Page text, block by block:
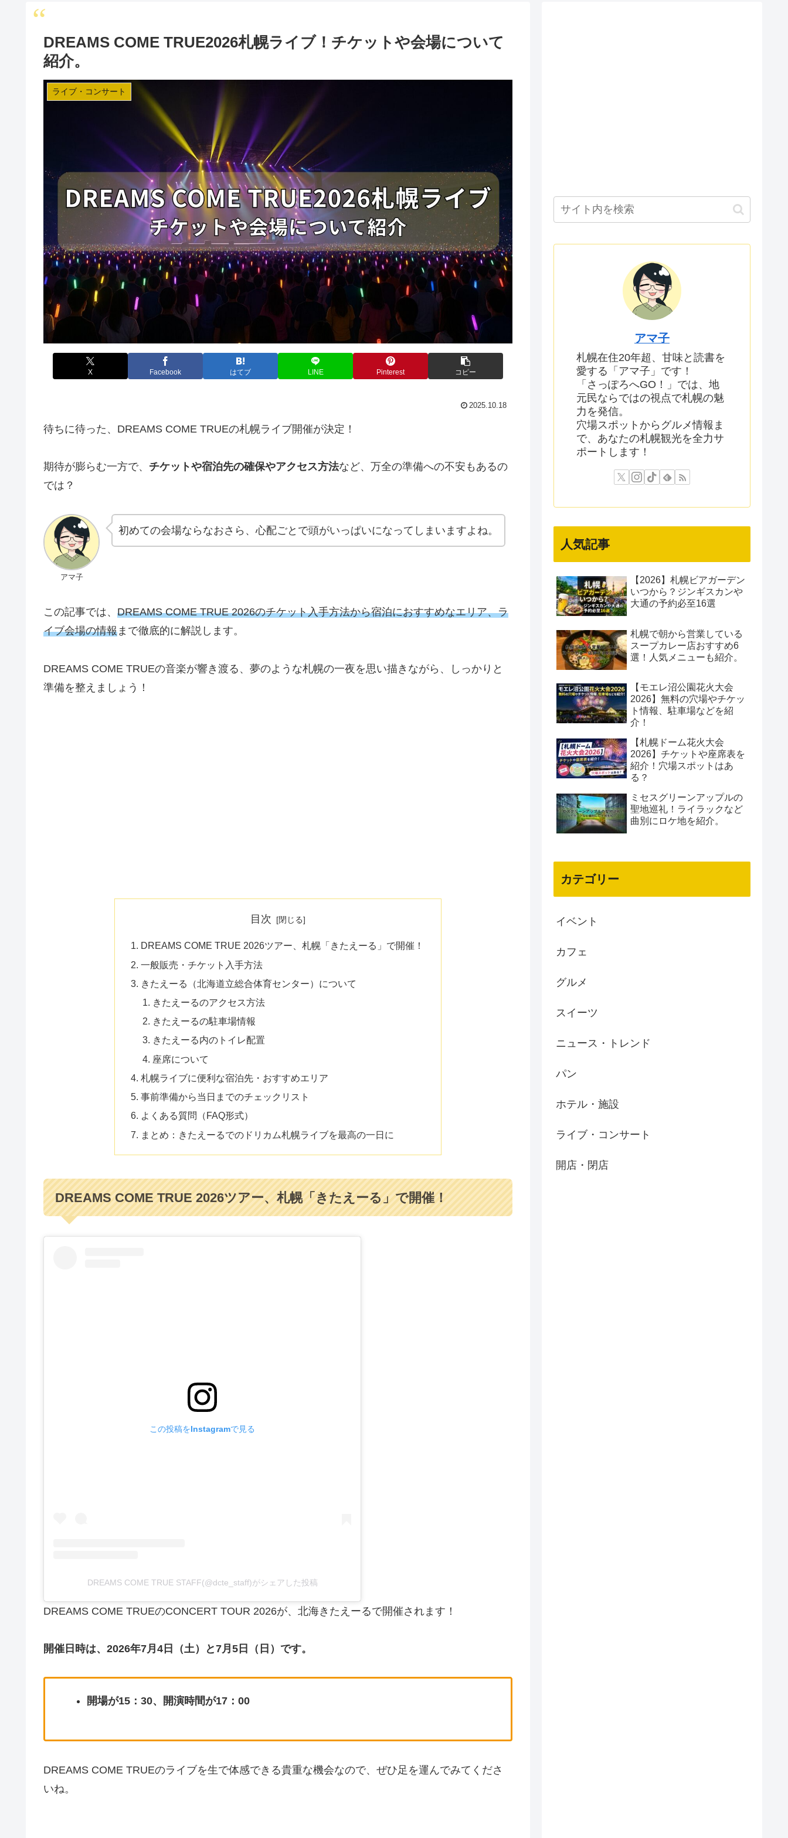
DREAMS COME TRUE2026札幌ライブ！チケットや会場について
紹介。
ライブ・コンサート
X Facebook はてブ LINE Pinterest コピー
2025.10.18
待ちに待った、DREAMS COME TRUEの札幌ライブ開催が決定！
期待が膨らむ一方で、 チケットや宿泊先の確保やアクセス方法など、万全の準備への不安もあるの
では？
アマ子
初めての会場ならなおさら、心配ごとで頭がいっぱいになってしまいますよね。
この記事では、 DREAMS COME TRUE 2026のチケット入手方法から宿泊におすすめなエリア、ラ
イブ会場の情報まで徹底的に解説します。
DREAMS COME TRUEの音楽が響き渡る、夢のような札幌の一夜を思い描きながら、しっかりと
準備を整えましょう！
目次
DREAMS COME TRUE 2026ツアー、札幌「きたえーる」で開催！
一般販売・チケット入手方法
きたえーる（北海道立総合体育センター）について
きたえーるのアクセス方法
きたえーるの駐車場情報
きたえーる内のトイレ配置
座席について
札幌ライブに便利な宿泊先・おすすめエリア
事前準備から当日までのチェックリスト
よくある質問（FAQ形式）
まとめ：きたえーるでのドリカム札幌ライブを最高の一日に
DREAMS COME TRUE 2026ツアー、札幌「きたえーる」で開催！
この投稿をInstagramで見る
DREAMS COME TRUE STAFF(@dcte_staff)がシェアした投稿
DREAMS COME TRUEのCONCERT TOUR 2026が、北海きたえーるで開催されます！
開催日時は、2026年7月4日（土）と7月5日（日）です。
開場が15：30、開演時間が17：00
DREAMS COME TRUEのライブを生で体感できる貴重な機会なので、ぜひ足を運んでみてくださ
いね。
アマ子
札幌在住20年超、甘味と読書を
愛する「アマ子」です！
「さっぽろへGO！」では、地
元民ならではの視点で札幌の魅
力を発信。
穴場スポットからグルメ情報ま
で、あなたの札幌観光を全力サ
ポートします！
人気記事
【2026】札幌ビアガーデン
いつから？ジンギスカンや
大通の予約必至16選
札幌で朝から営業している
スープカレー店おすすめ6
選！人気メニューも紹介。
【モエレ沼公園花火大会
2026】無料の穴場やチケッ
ト情報、駐車場などを紹
介！
【札幌ドーム花火大会
2026】チケットや座席表を
紹介！穴場スポットはあ
る？
ミセスグリーンアップルの
聖地巡礼！ライラックなど
曲別にロケ地を紹介。
カテゴリー
イベント
カフェ
グルメ
スイーツ
ニュース・トレンド
パン
ホテル・施設
ライブ・コンサート
開店・閉店